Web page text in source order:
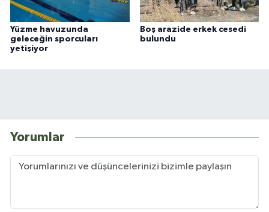
Yüzme havuzunda
geleceğin sporcuları
yetişiyor
Boş arazide erkek cesedi
bulundu
Yorumlar